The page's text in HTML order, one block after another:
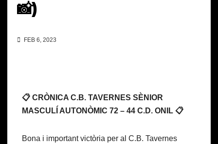
📸)
FEB 6, 2023
📋 CRÒNICA C.B. TAVERNES SÈNIOR
MASCULÍ AUTONÒMIC 72 – 44 C.D. ONIL 📋
Bona i important victòria per al C.B. Tavernes